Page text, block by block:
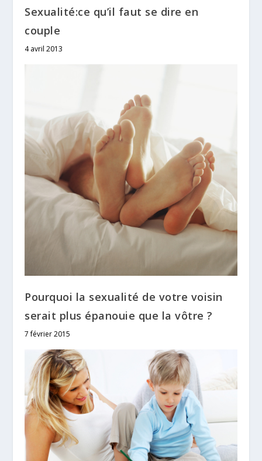
Sexualité:ce qu’il faut se dire en
couple
4 avril 2013
Pourquoi la sexualité de votre voisin
serait plus épanouie que la vôtre ?
7 février 2015